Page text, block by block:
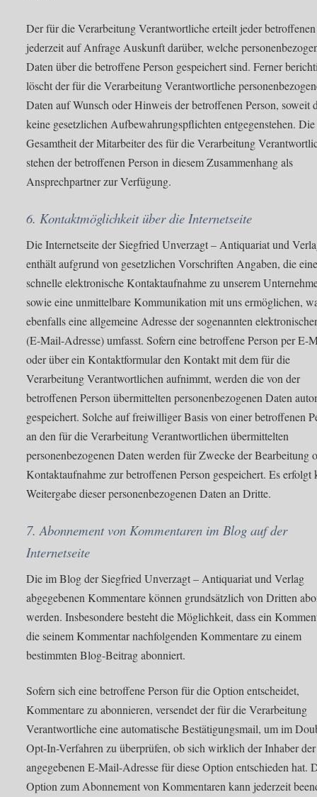
Der für die Verarbeitung Verantwortliche erteilt jeder
jederzeit auf Anfrage Auskunft darüber, welche
Daten über die betroffene Person gespeichert sind. Ferner
löscht der für die Verarbeitung Verantwortliche
Daten auf Wunsch oder Hinweis der betroffenen Person, soweit
keine gesetzlichen Aufbewahrungspflichten entgegenstehen. Die
Gesamtheit der Mitarbeiter des für die Verarbeitung
stehen der betroffenen Person in diesem Zusammenhang als
Ansprechpartner zur Verfügung.
6. Kontaktmöglichkeit über die Internetseite
Die Internetseite der Siegfried Unverzagt – Antiquariat und
enthält aufgrund von gesetzlichen Vorschriften Angaben, die
schnelle elektronische Kontaktaufnahme zu unserem
sowie eine unmittelbare Kommunikation mit uns ermöglichen,
ebenfalls eine allgemeine Adresse der sogenannten
(E-Mail-Adresse) umfasst. Sofern eine betroffene Person per E-
oder über ein Kontaktformular den Kontakt mit dem für die
Verarbeitung Verantwortlichen aufnimmt, werden die von der
betroffenen Person übermittelten personenbezogenen Daten
gespeichert. Solche auf freiwilliger Basis von einer betroffenen
an den für die Verarbeitung Verantwortlichen übermittelten
personenbezogenen Daten werden für Zwecke der Bearbeitung
Kontaktaufnahme zur betroffenen Person gespeichert. Es erfolgt
Weitergabe dieser personenbezogenen Daten an Dritte.
7. Abonnement von Kommentaren im Blog auf der
Internetseite
Die im Blog der Siegfried Unverzagt – Antiquariat und Verlag
abgegebenen Kommentare können grundsätzlich von Dritten
werden. Insbesondere besteht die Möglichkeit, dass ein
die seinem Kommentar nachfolgenden Kommentare zu einem
bestimmten Blog-Beitrag abonniert.
Sofern sich eine betroffene Person für die Option entscheidet,
Kommentare zu abonnieren, versendet der für die Verarbeitung
Verantwortliche eine automatische Bestätigungsmail, um im
Opt-In-Verfahren zu überprüfen, ob sich wirklich der Inhaber der
angegebenen E-Mail-Adresse für diese Option entschieden hat.
Option zum Abonnement von Kommentaren kann jederzeit